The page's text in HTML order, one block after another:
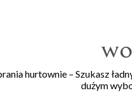
hurtownie – Szukasz
dużym